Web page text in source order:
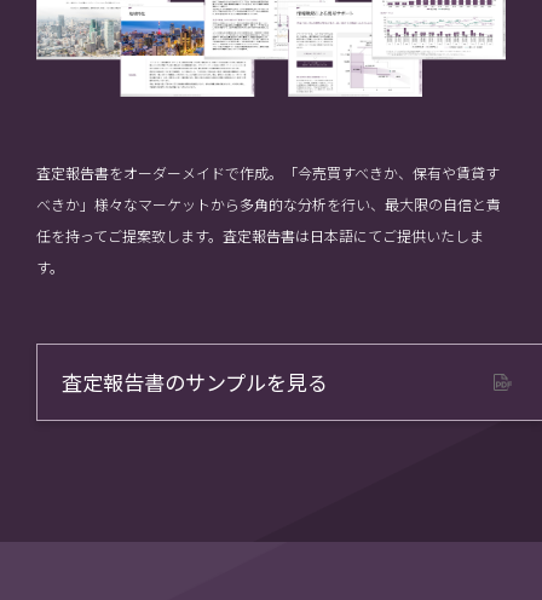
査定報告書をオーダーメイドで作成。「今売買すべきか、保有や賃貸す
べきか」様々なマーケットから多角的な分析を行い、最大限の自信と責
任を持ってご提案致します。査定報告書は日本語にてご提供いたしま
す。
査定報告書のサンプルを見る